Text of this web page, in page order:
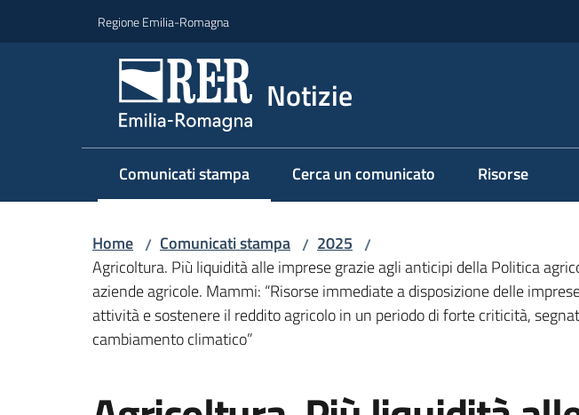
Regione Emilia-Romagna
Notizie
Comunicati stampa
Menu selezionato Cerca un comunicato Risorse
Home / Comunicati stampa / 2025 /
Agricoltura. Più liquidità alle imprese grazie agli anticipi della Politica
aziende agricole. Mammi: “Risorse immediate a disposizione delle
attività e sostenere il reddito agricolo in un periodo di forte criticità,
cambiamento climatico”